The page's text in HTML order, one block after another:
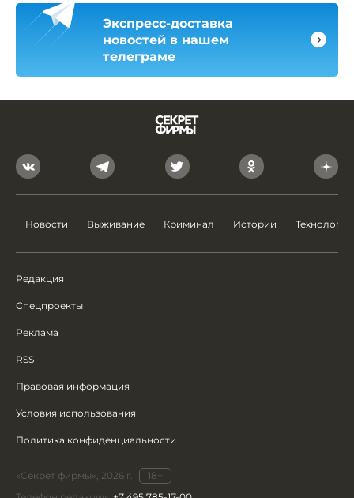
Экспресс-доставка
новостей в нашем
телеграме
Новости Выживание Криминал Истории Технологии
Редакция
Спецпроекты
Реклама
RSS
Правовая информация
Условия использования
Политика конфиденциальности
«Секрет фирмы», 2026 г.
18+